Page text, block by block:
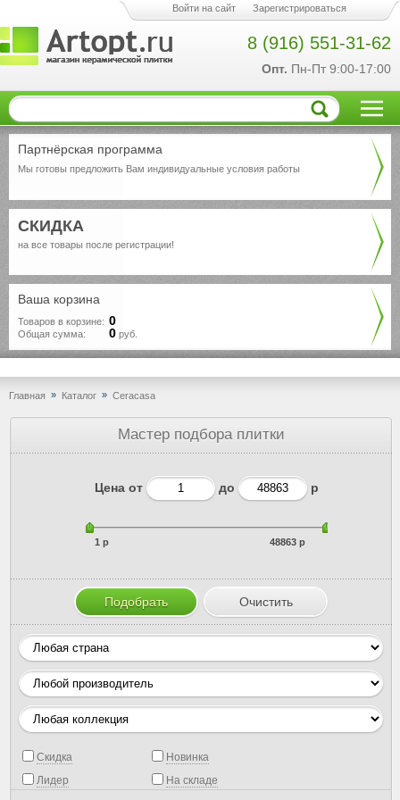
Войти на сайт Зарегистрироваться
8 (916) 551-31-62
Опт. Пн-Пт 9:00-17:00
Партнёрская программа
Мы готовы предложить Вам индивидуальные условия работы
СКИДКА
на все товары после регистрации!
Ваша корзина
Товаров в корзине: 0
Общая сумма: 0 руб.
Главная » Каталог » Ceracasa
Мастер подбора плитки
Цена от до р
1 р 48863 р
Скидка
Новинка
Лидер
На складе